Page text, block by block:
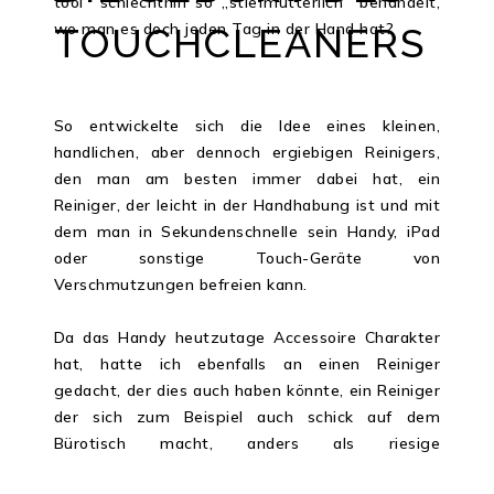
TOUCHCLEANERS
So entwickelte sich die Idee eines kleinen,
handlichen, aber dennoch ergiebigen Reinigers,
den man am besten immer dabei hat, ein
Reiniger, der leicht in der Handhabung ist und mit
dem man in Sekundenschnelle sein Handy, iPad
oder sonstige Touch-Geräte von
Verschmutzungen befreien kann.
Da das Handy heutzutage Accessoire Charakter
hat, hatte ich ebenfalls an einen Reiniger
gedacht, der dies auch haben könnte, ein Reiniger
der sich zum Beispiel auch schick auf dem
Bürotisch macht, anders als riesige
wo man es doch jeden Tag in der Hand hat?